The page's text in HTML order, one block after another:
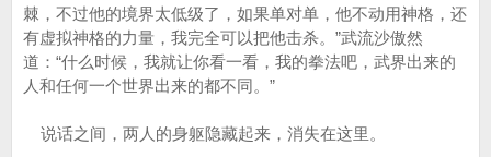
棘，不过他的境界太低级了，如果单对单，他不动用神格，还
有虚拟神格的力量，我完全可以把他击杀。”武流沙傲然
道：“什么时候，我就让你看一看，我的拳法吧，武界出来的
人和任何一个世界出来的都不同。”
说话之间，两人的身躯隐藏起来，消失在这里。